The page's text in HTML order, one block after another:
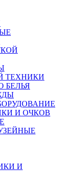
ТЕХНИКИ
БЕЛЬЯ
И ОЧКОВ
И